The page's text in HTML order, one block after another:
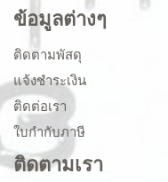
ข้อมูลต่างๆ
ติดตามพัสดุ
แจ้งชำระเงิน
ติดต่อเรา
ใบกำกับภาษี
ติดตามเรา